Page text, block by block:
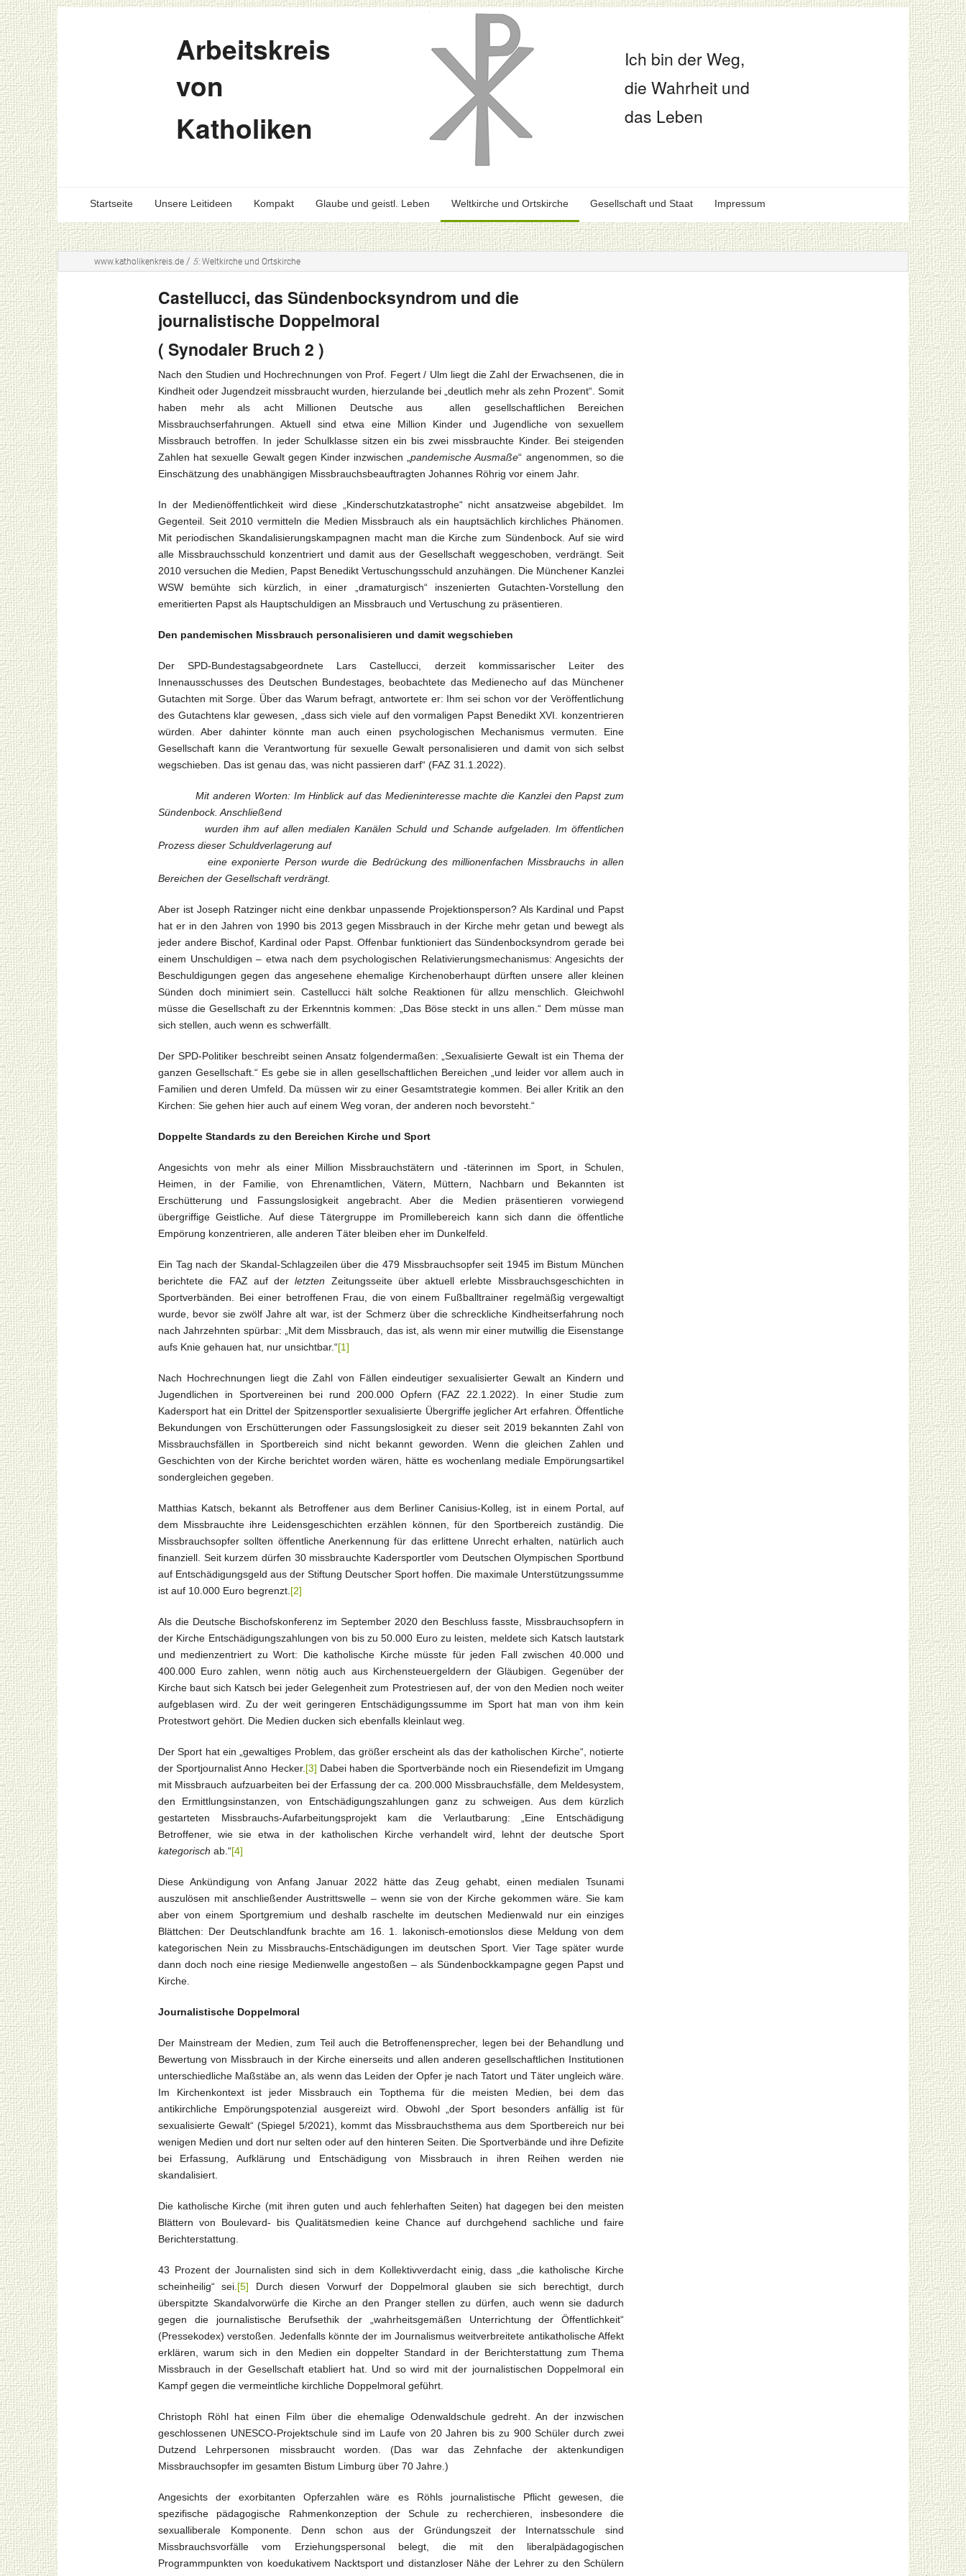
Arbeitskreis
von
Katholiken
Ich bin der Weg,
die Wahrheit und
das Leben
Startseite Unsere Leitideen Kompakt Glaube und geistl. Leben Weltkirche und Ortskirche Gesellschaft und Staat Impressum
www.katholikenkreis.de / 5: Weltkirche und Ortskirche
Castellucci, das Sündenbocksyndrom und die
journalistische Doppelmoral
( Synodaler Bruch 2 )
Nach den Studien und Hochrechnungen von Prof. Fegert / Ulm liegt die Zahl der Erwachsenen, die in
Kindheit oder Jugendzeit missbraucht wurden, hierzulande bei „deutlich mehr als zehn Prozent“. Somit
haben mehr als acht Millionen Deutsche aus allen gesellschaftlichen Bereichen
Missbrauchserfahrungen. Aktuell sind etwa eine Million Kinder und Jugendliche von sexuellem
Missbrauch betroffen. In jeder Schulklasse sitzen ein bis zwei missbrauchte Kinder. Bei steigenden
Zahlen hat sexuelle Gewalt gegen Kinder inzwischen „pandemische Ausmaße“ angenommen, so die
Einschätzung des unabhängigen Missbrauchsbeauftragten Johannes Röhrig vor einem Jahr.
In der Medienöffentlichkeit wird diese „Kinderschutzkatastrophe“ nicht ansatzweise abgebildet. Im
Gegenteil. Seit 2010 vermitteln die Medien Missbrauch als ein hauptsächlich kirchliches Phänomen.
Mit periodischen Skandalisierungskampagnen macht man die Kirche zum Sündenbock. Auf sie wird
alle Missbrauchsschuld konzentriert und damit aus der Gesellschaft weggeschoben, verdrängt. Seit
2010 versuchen die Medien, Papst Benedikt Vertuschungsschuld anzuhängen. Die Münchener Kanzlei
WSW bemühte sich kürzlich, in einer „dramaturgisch“ inszenierten Gutachten-Vorstellung den
emeritierten Papst als Hauptschuldigen an Missbrauch und Vertuschung zu präsentieren.
Den pandemischen Missbrauch personalisieren und damit wegschieben
Der SPD-Bundestagsabgeordnete Lars Castellucci, derzeit kommissarischer Leiter des
Innenausschusses des Deutschen Bundestages, beobachtete das Medienecho auf das Münchener
Gutachten mit Sorge. Über das Warum befragt, antwortete er: Ihm sei schon vor der Veröffentlichung
des Gutachtens klar gewesen, „dass sich viele auf den vormaligen Papst Benedikt XVI. konzentrieren
würden. Aber dahinter könnte man auch einen psychologischen Mechanismus vermuten. Eine
Gesellschaft kann die Verantwortung für sexuelle Gewalt personalisieren und damit von sich selbst
wegschieben. Das ist genau das, was nicht passieren darf“ (FAZ 31.1.2022).
Mit anderen Worten: Im Hinblick auf das Medieninteresse machte die Kanzlei den Papst zum
Sündenbock. Anschließend
wurden ihm auf allen medialen Kanälen Schuld und Schande aufgeladen. Im öffentlichen
Prozess dieser Schuldverlagerung auf
eine exponierte Person wurde die Bedrückung des millionenfachen Missbrauchs in allen
Bereichen der Gesellschaft verdrängt.
Aber ist Joseph Ratzinger nicht eine denkbar unpassende Projektionsperson? Als Kardinal und Papst
hat er in den Jahren von 1990 bis 2013 gegen Missbrauch in der Kirche mehr getan und bewegt als
jeder andere Bischof, Kardinal oder Papst. Offenbar funktioniert das Sündenbocksyndrom gerade bei
einem Unschuldigen – etwa nach dem psychologischen Relativierungsmechanismus: Angesichts der
Beschuldigungen gegen das angesehene ehemalige Kirchenoberhaupt dürften unsere aller kleinen
Sünden doch minimiert sein. Castellucci hält solche Reaktionen für allzu menschlich. Gleichwohl
müsse die Gesellschaft zu der Erkenntnis kommen: „Das Böse steckt in uns allen.“ Dem müsse man
sich stellen, auch wenn es schwerfällt.
Der SPD-Politiker beschreibt seinen Ansatz folgendermaßen: „Sexualisierte Gewalt ist ein Thema der
ganzen Gesellschaft.“ Es gebe sie in allen gesellschaftlichen Bereichen „und leider vor allem auch in
Familien und deren Umfeld. Da müssen wir zu einer Gesamtstrategie kommen. Bei aller Kritik an den
Kirchen: Sie gehen hier auch auf einem Weg voran, der anderen noch bevorsteht.“
Doppelte Standards zu den Bereichen Kirche und Sport
Angesichts von mehr als einer Million Missbrauchstätern und -täterinnen im Sport, in Schulen,
Heimen, in der Familie, von Ehrenamtlichen, Vätern, Müttern, Nachbarn und Bekannten ist
Erschütterung und Fassungslosigkeit angebracht. Aber die Medien präsentieren vorwiegend
übergriffige Geistliche. Auf diese Tätergruppe im Promillebereich kann sich dann die öffentliche
Empörung konzentrieren, alle anderen Täter bleiben eher im Dunkelfeld.
Ein Tag nach der Skandal-Schlagzeilen über die 479 Missbrauchsopfer seit 1945 im Bistum München
berichtete die FAZ auf derletzten Zeitungsseite über aktuell erlebte Missbrauchsgeschichten in
Sportverbänden. Bei einer betroffenen Frau, die von einem Fußballtrainer regelmäßig vergewaltigt
wurde, bevor sie zwölf Jahre alt war, ist der Schmerz über die schreckliche Kindheitserfahrung noch
nach Jahrzehnten spürbar: „Mit dem Missbrauch, das ist, als wenn mir einer mutwillig die Eisenstange
aufs Knie gehauen hat, nur unsichtbar.“[1]
Nach Hochrechnungen liegt die Zahl von Fällen eindeutiger sexualisierter Gewalt an Kindern und
Jugendlichen in Sportvereinen bei rund 200.000 Opfern (FAZ 22.1.2022). In einer Studie zum
Kadersport hat ein Drittel der Spitzensportler sexualisierte Übergriffe jeglicher Art erfahren. Öffentliche
Bekundungen von Erschütterungen oder Fassungslosigkeit zu dieser seit 2019 bekannten Zahl von
Missbrauchsfällen in Sportbereich sind nicht bekannt geworden. Wenn die gleichen Zahlen und
Geschichten von der Kirche berichtet worden wären, hätte es wochenlang mediale Empörungsartikel
sondergleichen gegeben.
Matthias Katsch, bekannt als Betroffener aus dem Berliner Canisius-Kolleg, ist in einem Portal, auf
dem Missbrauchte ihre Leidensgeschichten erzählen können, für den Sportbereich zuständig. Die
Missbrauchsopfer sollten öffentliche Anerkennung für das erlittene Unrecht erhalten, natürlich auch
finanziell. Seit kurzem dürfen 30 missbrauchte Kadersportler vom Deutschen Olympischen Sportbund
auf Entschädigungsgeld aus der Stiftung Deutscher Sport hoffen. Die maximale Unterstützungssumme
ist auf 10.000 Euro begrenzt. [2]
Als die Deutsche Bischofskonferenz im September 2020 den Beschluss fasste, Missbrauchsopfern in
der Kirche Entschädigungszahlungen von bis zu 50.000 Euro zu leisten, meldete sich Katsch lautstark
und medienzentriert zu Wort: Die katholische Kirche müsste für jeden Fall zwischen 40.000 und
400.000 Euro zahlen, wenn nötig auch aus Kirchensteuergeldern der Gläubigen. Gegenüber der
Kirche baut sich Katsch bei jeder Gelegenheit zum Protestriesen auf, der von den Medien noch weiter
aufgeblasen wird. Zu der weit geringeren Entschädigungssumme im Sport hat man von ihm kein
Protestwort gehört. Die Medien ducken sich ebenfalls kleinlaut weg.
Der Sport hat ein „gewaltiges Problem, das größer erscheint als das der katholischen Kirche“, notierte
der Sportjournalist Anno Hecker. [3] Dabei haben die Sportverbände noch ein Riesendefizit im Umgang
mit Missbrauch aufzuarbeiten bei der Erfassung der ca. 200.000 Missbrauchsfälle, dem Meldesystem,
den Ermittlungsinstanzen, von Entschädigungszahlungen ganz zu schweigen. Aus dem kürzlich
gestarteten Missbrauchs-Aufarbeitungsprojekt kam die Verlautbarung: „Eine Entschädigung
Betroffener, wie sie etwa in der katholischen Kirche verhandelt wird, lehnt der deutsche Sport
kategorisch ab.“[4]
Diese Ankündigung von Anfang Januar 2022 hätte das Zeug gehabt, einen medialen Tsunami
auszulösen mit anschließender Austrittswelle – wenn sie von der Kirche gekommen wäre. Sie kam
aber von einem Sportgremium und deshalb raschelte im deutschen Medienwald nur ein einziges
Blättchen: Der Deutschlandfunk brachte am 16. 1. lakonisch-emotionslos diese Meldung von dem
kategorischen Nein zu Missbrauchs-Entschädigungen im deutschen Sport. Vier Tage später wurde
dann doch noch eine riesige Medienwelle angestoßen – als Sündenbockkampagne gegen Papst und
Kirche.
Journalistische Doppelmoral
Der Mainstream der Medien, zum Teil auch die Betroffenensprecher, legen bei der Behandlung und
Bewertung von Missbrauch in der Kirche einerseits und allen anderen gesellschaftlichen Institutionen
unterschiedliche Maßstäbe an, als wenn das Leiden der Opfer je nach Tatort und Täter ungleich wäre.
Im Kirchenkontext ist jeder Missbrauch ein Topthema für die meisten Medien, bei dem das
antikirchliche Empörungspotenzial ausgereizt wird. Obwohl „der Sport besonders anfällig ist für
sexualisierte Gewalt“ (Spiegel 5/2021), kommt das Missbrauchsthema aus dem Sportbereich nur bei
wenigen Medien und dort nur selten oder auf den hinteren Seiten. Die Sportverbände und ihre Defizite
bei Erfassung, Aufklärung und Entschädigung von Missbrauch in ihren Reihen werden nie
skandalisiert.
Die katholische Kirche (mit ihren guten und auch fehlerhaften Seiten) hat dagegen bei den meisten
Blättern von Boulevard- bis Qualitätsmedien keine Chance auf durchgehend sachliche und faire
Berichterstattung.
43 Prozent der Journalisten sind sich in dem Kollektivverdacht einig, dass „die katholische Kirche
scheinheilig“ sei. [5] Durch diesen Vorwurf der Doppelmoral glauben sie sich berechtigt, durch
überspitzte Skandalvorwürfe die Kirche an den Pranger stellen zu dürfen, auch wenn sie dadurch
gegen die journalistische Berufsethik der „wahrheitsgemäßen Unterrichtung der Öffentlichkeit“
(Pressekodex) verstoßen. Jedenfalls könnte der im Journalismus weitverbreitete antikatholische Affekt
erklären, warum sich in den Medien ein doppelter Standard in der Berichterstattung zum Thema
Missbrauch in der Gesellschaft etabliert hat. Und so wird mit der journalistischen Doppelmoral ein
Kampf gegen die vermeintliche kirchliche Doppelmoral geführt.
Christoph Röhl hat einen Film über die ehemalige Odenwaldschule gedreht. An der inzwischen
geschlossenen UNESCO-Projektschule sind im Laufe von 20 Jahren bis zu 900 Schüler durch zwei
Dutzend Lehrpersonen missbraucht worden. (Das war das Zehnfache der aktenkundigen
Missbrauchsopfer im gesamten Bistum Limburg über 70 Jahre.)
Angesichts der exorbitanten Opferzahlen wäre es Röhls journalistische Pflicht gewesen, die
spezifische pädagogische Rahmenkonzeption der Schule zu recherchieren, insbesondere die
sexualliberale Komponente. Denn schon aus der Gründungszeit der Internatsschule sind
Missbrauchsvorfälle vom Erziehungspersonal belegt, die mit den liberalpädagogischen
Programmpunkten von koedukativem Nacktsport und distanzloser Nähe der Lehrer zu den Schülern